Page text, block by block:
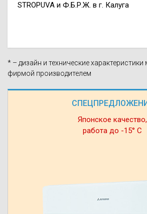
Японское качество,
работа до -15° С
STROPUVA и Ф.Б.Р.Ж. в г. Калуга
* – дизайн и технические
фирмой производителем